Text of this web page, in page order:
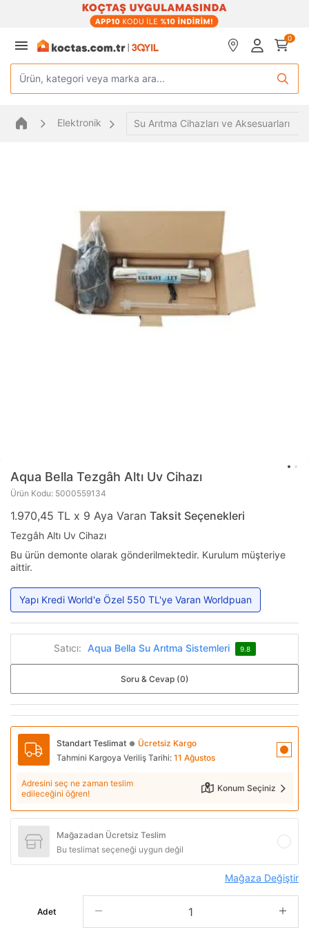
0
Ürün, kategori veya marka ara...
Elektronik Su Arıtma Cihazları ve Aksesuarları
Aqua Bella Tezgâh Altı Uv Cihazı
Ürün Kodu: 5000559134
1.970,45 TL x 9 Aya Varan Taksit Seçenekleri
Tezgâh Altı Uv Cihazı
Bu ürün demonte olarak gönderilmektedir. Kurulum müşteriye
aittir.
Yapı Kredi World'e Özel 550 TL'ye Varan Worldpuan
Satıcı: Aqua Bella Su Arıtma Sistemleri 9.8
Soru & Cevap (0)
Standart Teslimat ● Ücretsiz Kargo
Tahmini Kargoya Veriliş Tarihi: 11 Ağustos
Adresini seç ne zaman teslim
edileceğini öğren!
Konum Seçiniz
Mağazadan Ücretsiz Teslim
Bu teslimat seçeneği uygun değil
Mağaza Değiştir
Adet